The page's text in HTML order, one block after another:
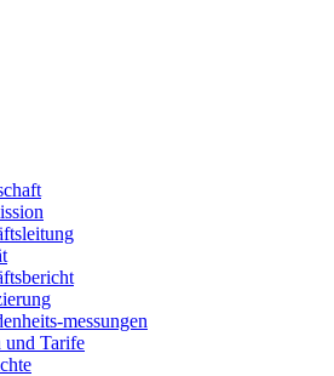
messungen
und Tarife